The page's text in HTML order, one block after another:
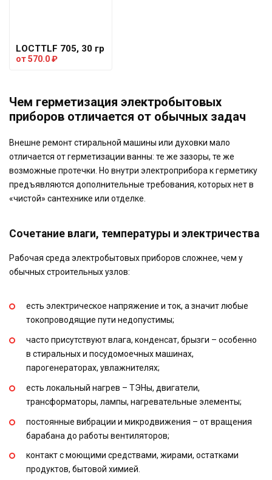
LOCTTLF 705, 30 гр
от570.0₽
Чем герметизация электробытовых
приборов отличается от обычных задач
Внешне ремонт стиральной машины или духовки мало
отличается от герметизации ванны: те же зазоры, те же
возможные протечки. Но внутри электроприбора к герметику
предъявляются дополнительные требования, которых нет в
«чистой» сантехнике или отделке.
Сочетание влаги, температуры и электричества
Рабочая среда электробытовых приборов сложнее, чем у
обычных строительных узлов:
есть электрическое напряжение и ток, а значит любые
токопроводящие пути недопустимы;
часто присутствуют влага, конденсат, брызги – особенно
в стиральных и посудомоечных машинах,
парогенераторах, увлажнителях;
есть локальный нагрев – ТЭНы, двигатели,
трансформаторы, лампы, нагревательные элементы;
постоянные вибрации и микродвижения – от вращения
барабана до работы вентиляторов;
контакт с моющими средствами, жирами, остатками
продуктов, бытовой химией.